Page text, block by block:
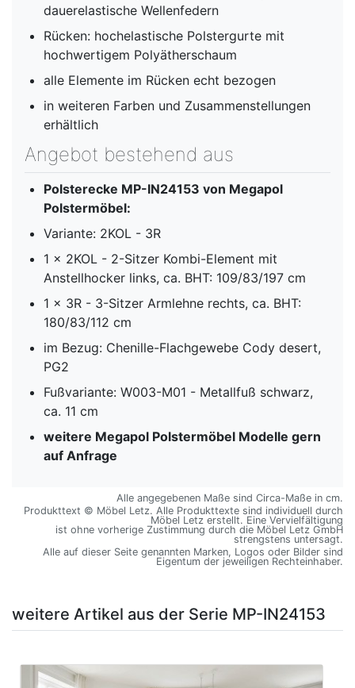
dauerelastische Wellenfedern
Rücken: hochelastische Polstergurte mit
hochwertigem Polyätherschaum
alle Elemente im Rücken echt bezogen
in weiteren Farben und Zusammenstellungen
erhältlich
Angebot bestehend aus
Polsterecke MP-IN24153 von Megapol
Polstermöbel:
Variante: 2KOL - 3R
1 x 2KOL - 2-Sitzer Kombi-Element mit
Anstellhocker links, ca. BHT: 109/83/197 cm
1 x 3R - 3-Sitzer Armlehne rechts, ca. BHT:
180/83/112 cm
im Bezug: Chenille-Flachgewebe Cody desert,
PG2
Fußvariante: W003-M01 - Metallfuß schwarz,
ca. 11 cm
weitere Megapol Polstermöbel Modelle gern
auf Anfrage
Alle angegebenen Maße sind Circa-Maße in cm.
Produkttext © Möbel Letz. Alle Produkttexte sind individuell durch
Möbel Letz erstellt. Eine Vervielfältigung
ist ohne vorherige Zustimmung durch die Möbel Letz GmbH
strengstens untersagt.
Alle auf dieser Seite genannten Marken, Logos oder Bilder sind
Eigentum der jeweiligen Rechteinhaber.
weitere Artikel aus der Serie MP-IN24153